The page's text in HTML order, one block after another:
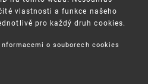
vlastnosti a funkce našeho
pro každý druh cookies.
o souborech cookies